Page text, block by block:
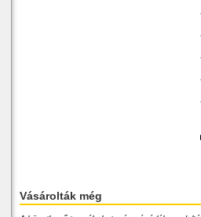
Vásárolták még